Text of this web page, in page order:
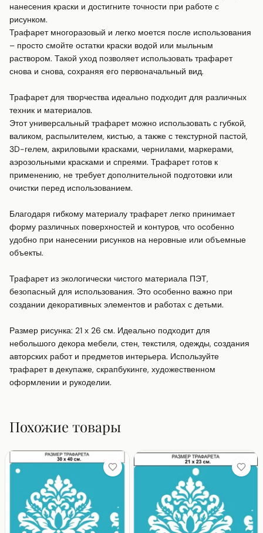
нанесения краски и достигните точности при работе с
рисунком.
Трафарет многоразовый и легко моется после использования
– просто смойте остатки краски водой или мыльным
раствором. Такой уход позволяет использовать трафарет
снова и снова, сохраняя его первоначальный вид.
Трафарет для творчества идеально подходит для различных
техник и материалов.
Этот универсальный трафарет можно использовать с губкой,
валиком, распылителем, кистью, а также с текстурной пастой,
3D-гелем, акриловыми красками, чернилами, маркерами,
аэрозольными красками и спреями. Трафарет готов к
применению, не требует дополнительной подготовки или
очистки перед использованием.
Благодаря гибкому материалу трафарет легко принимает
форму различных поверхностей и контуров, что особенно
удобно при нанесении рисунков на неровные или объемные
объекты.
Трафарет из экологически чистого материала ПЭТ,
безопасный для использования. Это особенно важно при
создании декоративных элементов и работах с детьми.
Размер рисунка: 21 х 26 см. Идеально подходит для
небольшого декора мебели, стен, текстиля, одежды, создания
авторских работ и предметов интерьера. Используйте
трафарет в декупаже, скрапбукинге, художественном
оформлении и рукоделии.
Похожие товары